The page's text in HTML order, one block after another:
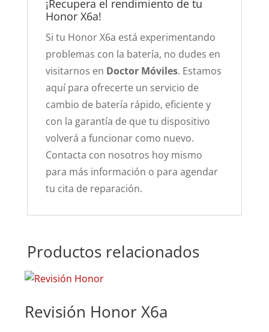
¡Recupera el rendimiento de tu
Honor X6a!
Si tu Honor X6a está experimentando
problemas con la batería, no dudes en
visitarnos en Doctor Móviles. Estamos
aquí para ofrecerte un servicio de
cambio de batería rápido, eficiente y
con la garantía de que tu dispositivo
volverá a funcionar como nuevo.
Contacta con nosotros hoy mismo
para más información o para agendar
tu cita de reparación.
Productos relacionados
Revisión Honor X6a